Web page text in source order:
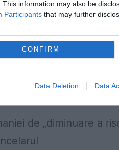
This information may also be
Participants that may further
CONFIRM
Data Deletion Data
ale Germaniei,
importanță pentru
proiect de
semnificative”
de acțiune”.
de „diminuare a